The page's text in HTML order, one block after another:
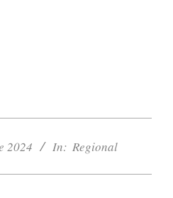
2024 In: Regional